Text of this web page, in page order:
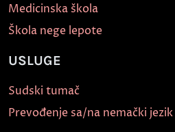
Medicinska škola
Škola nege lepote
USLUGE
Sudski tumač
Prevođenje sa/na nemački jezik